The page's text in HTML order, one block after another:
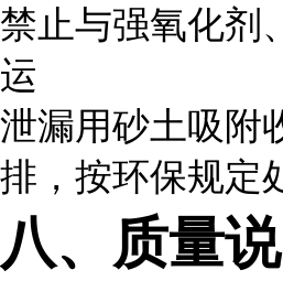
禁止与强氧化剂
运
泄漏用砂土吸附
排，按环保规定
八、质量